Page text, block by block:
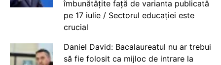
îmbunătățite față de varianta publicată
pe 17 iulie / Sectorul educației este
crucial
Daniel David: Bacalaureatul nu ar trebui
să fie folosit ca mijloc de intrare la